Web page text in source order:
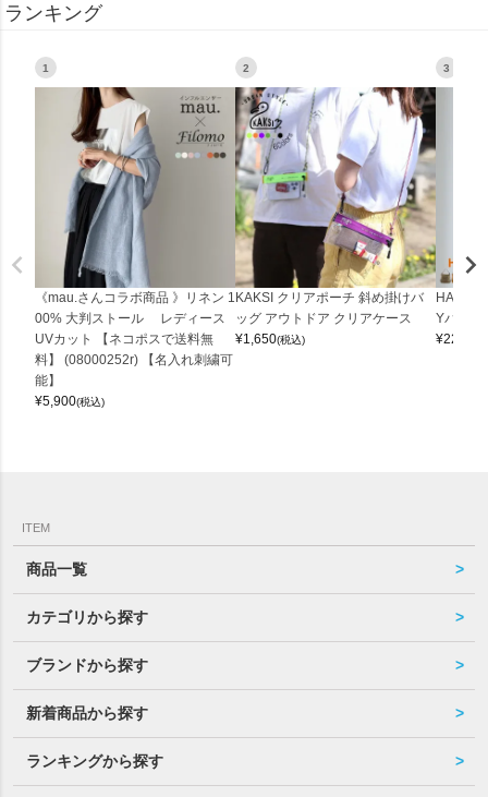
ランキング
1
《mau.さんコラボ商品 》リネン 1
00% 大判ストール レディース
UVカット 【ネコポスで送料無
料】 (08000252r) 【名入れ刺繍可
能】
¥5,900(税込)
2
KAKSI クリアポーチ 斜め掛けバ
ッグ アウトドア クリアケース
¥1,650(税込)
3
Yバッグ
¥22,000
ITEM
商品一覧
カテゴリから探す
ブランドから探す
新着商品から探す
ランキングから探す